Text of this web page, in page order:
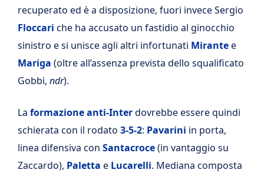
recuperato ed è a disposizione, fuori invece Sergio
Floccari che ha accusato un fastidio al ginocchio
sinistro e si unisce agli altri infortunati Mirantee
Mariga (oltre all’assenza prevista dello squalificato
Gobbi, ndr).
La formazione anti-Interdovrebbe essere quindi
schierata con il rodato 3-5-2: Pavarini in porta,
linea difensiva con Santacroce(in vantaggio su
Zaccardo), Paletta e Lucarelli. Mediana composta